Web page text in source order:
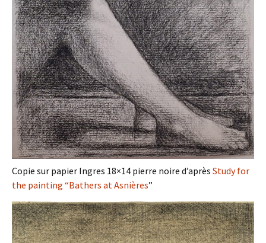
Copie sur papier Ingres 18×14 pierre noire d’après Study for
the painting “Bathers at Asnières”